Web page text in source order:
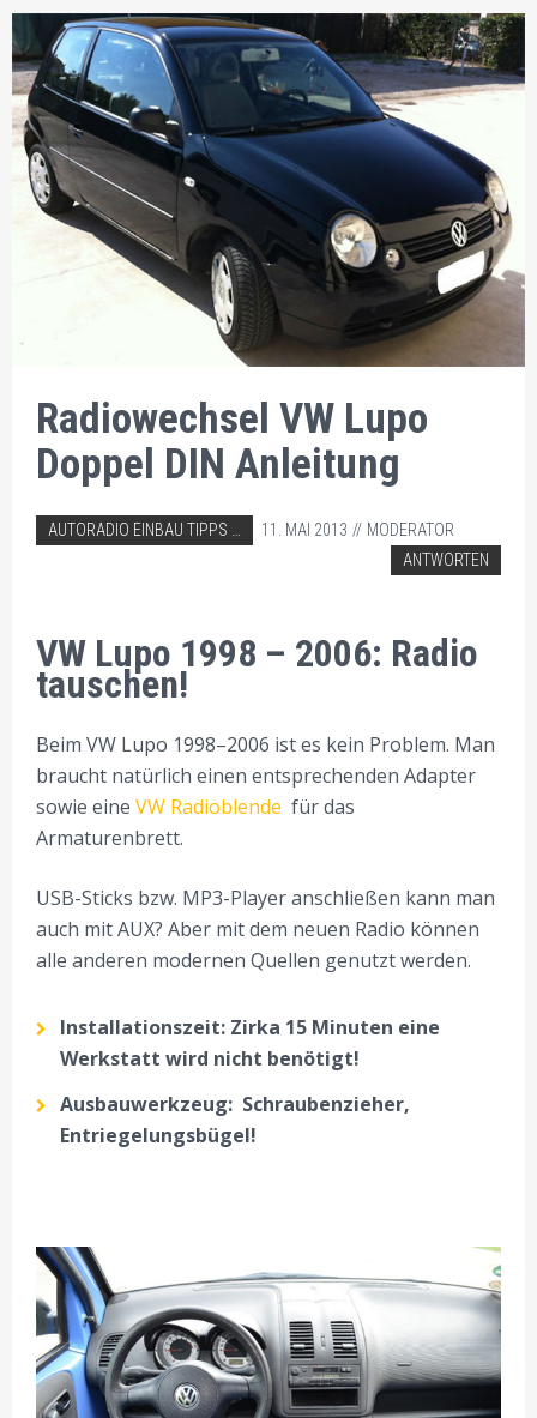
Radiowechsel VW Lupo
Doppel DIN Anleitung
ABGELEGT IN:
AUTORADIO EINBAU TIPPS
11. MAI 2013
MODERATOR
ANTWORTEN
VW Lupo 1998 – 2006: Radio
tauschen!
Beim VW Lupo 1998–2006 ist es kein Problem. Man
braucht natürlich einen entsprechenden Adapter
sowie eine VW Radioblende für das
Armaturenbrett.
USB-Sticks bzw. MP3-Player anschließen kann man
auch mit AUX? Aber mit dem neuen Radio können
alle anderen modernen Quellen genutzt werden.
Installationszeit: Zirka 15 Minuten eine
Werkstatt wird nicht benötigt!
Ausbauwerkzeug: Schraubenzieher,
Entriegelungsbügel!